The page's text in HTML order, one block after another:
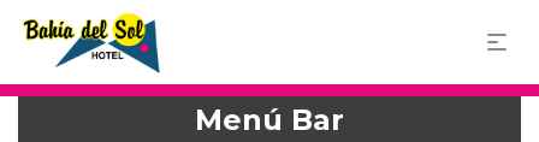
Menú Bar